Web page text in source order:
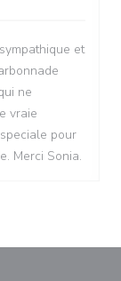
et
ne
vraie
pour
Merci Sonia.